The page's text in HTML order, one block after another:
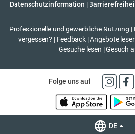
Datenschutzinformation |
Professionelle und gewerbliche Nutzung |
vergessen? | Feedback | Angebote lesen
Gesuche lesen | Gesuch
Folge uns auf
DE